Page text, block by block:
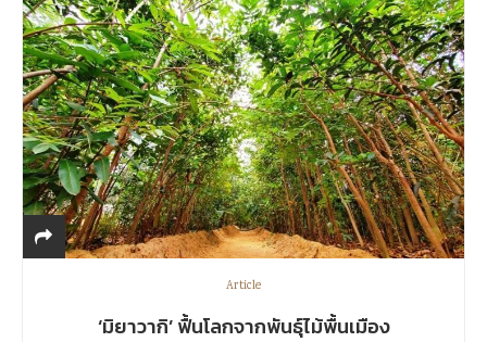
Article
‘มิยาวากิ’ ฟื้นโลกจากพันธุ์ไม้พื้นเมือง